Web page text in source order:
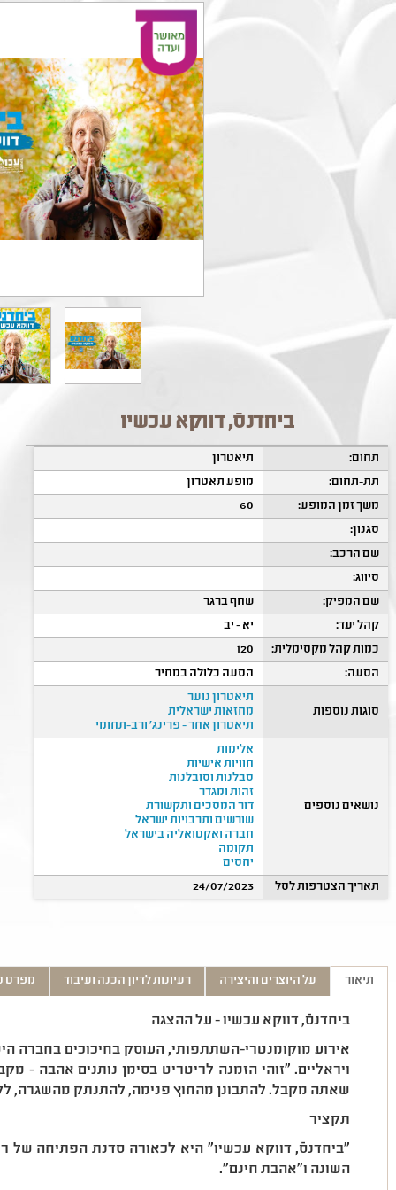
ביחדנסֿ, דווקא עכשיו
תחום:
תיאטרון
תת-תחום:
מופע תאטרון
משך זמן המופע:
60
סגנון:
שם הרכב:
סיווג:
שם המפיק:
שחף ברגר
קהל יעד:
יא - יב
כמות קהל מקסימלית:
120
הסעה:
הסעה כלולה במחיר
סוגות נוספות
תיאטרון נוער
מחזאות ישראלית
תיאטרון אחר - פרינג' ורב-תחומי
נושאים נוספים
אלימות
חוויות אישיות
סבלנות וסובלנות
זהות ומגדר
דור המסכים ותקשורת
שורשים ותרבויות ישראל
חברה ואקטואליה בישראל
תקומה
יחסים
תאריך הצטרפות לסל
24/07/2023
תיאור על היוצרים והיצירה רעיונות לדיון הכנה ועיבוד מפרט
ביחדנסֿ, דווקא עכשיו - על ההצגה
אירוע מוקומנטרי-השתתפותי, העוסק בחיכוכים בחברה
ויראליים. ״זוהי הזמנה לריטריט בסימן נותנים אהבה
שאתה מקבל. להתבונן מהחוץ פנימה, להתנתק מהשגרה,
תקציר
״ביחדנסֿ, דווקא עכשיו״ היא לכאורה סדנת הפתיחה של
השונה ו״אהבת חינם״.